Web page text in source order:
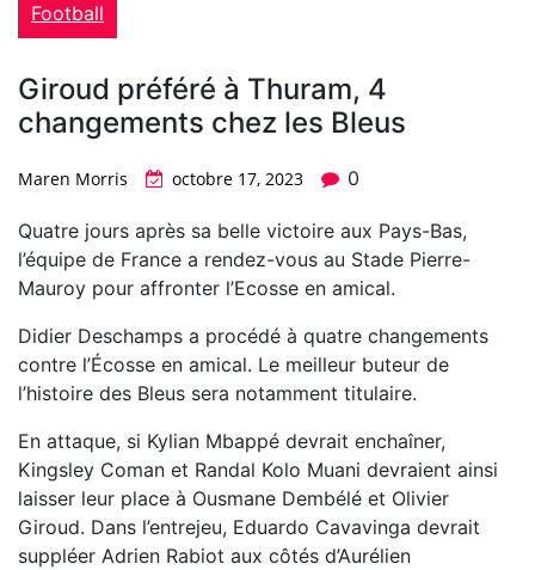
Football
Giroud préféré à Thuram, 4
changements chez les Bleus
Maren Morris octobre 17, 2023 0
Quatre jours après sa belle victoire aux Pays-Bas,
l’équipe de France a rendez-vous au Stade Pierre-
Mauroy pour affronter l’Ecosse en amical.
Didier Deschamps a procédé à quatre changements
contre l’Écosse en amical. Le meilleur buteur de
l’histoire des Bleus sera notamment titulaire.
En attaque, si Kylian Mbappé devrait enchaîner,
Kingsley Coman et Randal Kolo Muani devraient ainsi
laisser leur place à Ousmane Dembélé et Olivier
Giroud. Dans l’entrejeu, Eduardo Cavavinga devrait
suppléer Adrien Rabiot aux côtés d’Aurélien